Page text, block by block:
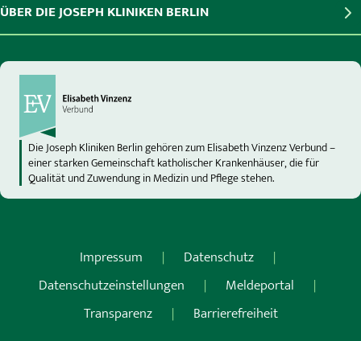
ÜBER DIE JOSEPH KLINIKEN BERLIN
Die Joseph Kliniken Berlin gehören zum Elisabeth Vinzenz Verbund –
einer starken Gemeinschaft katholischer Krankenhäuser, die für
Qualität und Zuwendung in Medizin und Pflege stehen.
Impressum
Datenschutz
Datenschutzeinstellungen
Meldeportal
Transparenz
Barrierefreiheit